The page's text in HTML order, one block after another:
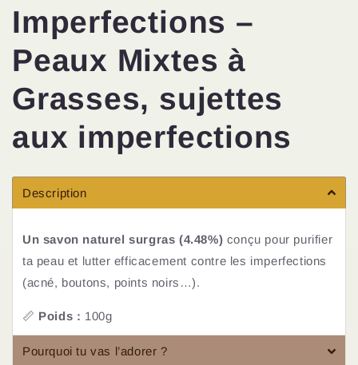
Imperfections –
Peaux Mixtes à
Grasses, sujettes
aux imperfections
Description
Un savon naturel surgras (4.48%) conçu pour purifier
ta peau et lutter efficacement contre les imperfections
(acné, boutons, points noirs…).
📏 Poids : 100g
Pourquoi tu vas l’adorer ?